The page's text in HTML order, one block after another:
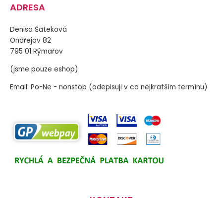
ADRESA
Denisa Šateková
Ondřejov 82
795 01 Rýmařov
(jsme pouze eshop)
Email: Po-Ne - nonstop (odepisuji v co nejkratším termínu)